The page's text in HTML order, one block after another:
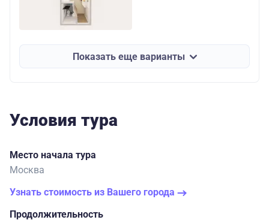
Показать еще варианты
Условия тура
Место начала тура
Москва
Узнать стоимость из Вашего города
Продолжительность